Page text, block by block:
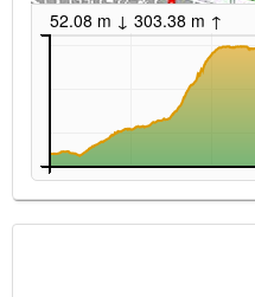
52.08 m ↓ 303.38 m ↑